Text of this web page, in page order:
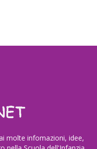
molte infomazioni, idee,